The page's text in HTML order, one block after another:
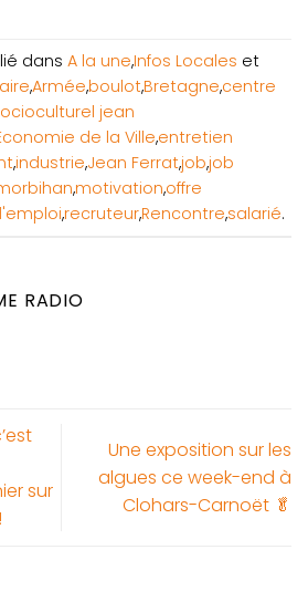
dans A la une,Infos Locales et
,Armée,boulot,Bretagne,centre
jean
de la Ville,entretien
,industrie,Jean Ferrat,job,job
,motivation,offre
,recruteur,Rencontre,salarié.
RADIO
sur
Une exposition sur les
algues ce week-end à
Clohars-Carnoët 🥬